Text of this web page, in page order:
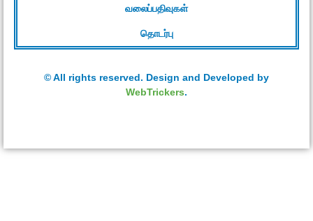
வலைப்பதிவுகள்
தொடர்பு
© All rights reserved. Design and Developed by
WebTrickers.